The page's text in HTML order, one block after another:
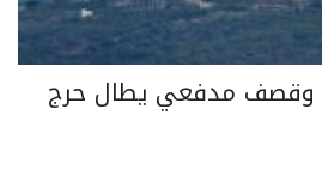
وقصف مدفعي يطال حرج